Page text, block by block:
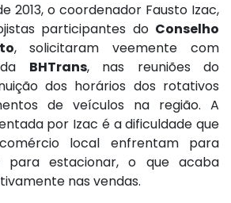
2013, o coordenador Fausto Izac,
participantes do Conselho
, solicitaram veemente com
BHTrans, nas reuniões do
dos horários dos rotativos
de veículos na região. A
por Izac é a dificuldade que
local enfrentam para
para estacionar, o que acaba
nas vendas.